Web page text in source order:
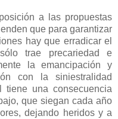
a las propuestas
que para garantizar
hay que erradicar el
trae precariedad e
la emancipación y
con la siniestralidad
tiene una consecuencia
que siegan cada año
dejando heridos y a